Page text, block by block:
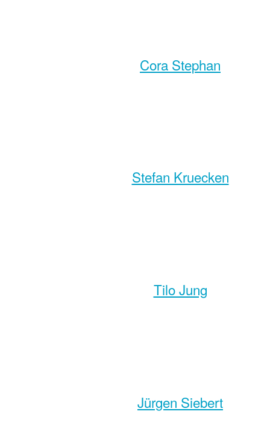
Cora Stephan
Stefan Kruecken
Tilo Jung
Jürgen Siebert